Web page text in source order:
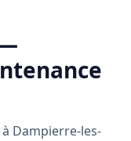
Dampierre-les-